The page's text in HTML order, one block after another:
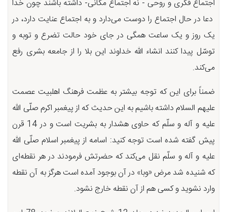
اجتماع فکری و روحی - نه اجتماع مکانی- داشته باشند چون خدا
دعا در حال اجتماع را دوست می‌دارد و به اجتماع عنایت دارد، در
یک روز و یک ساعت همگی در جای خود حالت تضرع و توبه و
توسّل پیدا کنند انشاء الله خداوند این بلا را از جامعه بشری رفع
می‌کند.
ضمناً برای این که توجه بیشتر به عظمت فرهنگ اهلبیت عصمت
علیهم السلام داشته باشیم به این حدیث که از پیغمبر اکرم صلّی الله
علیه و آله و سلّم که حاوی هشدار به بشریت است و در 14 قرن
پیش گفته شده است توجه کنید: اسامه از پیغمبر اسلام صلّی الله
علیه و آله و سلّم نقل می‌کند که حضرتش فرمودند در هر نقطه‌ای
که شنیده شد مرض «وبا» در آن بوجود آمده است هرگز به آن نقطه
وارد نشوید و کسی هم از آن نقطه خارج نشود.